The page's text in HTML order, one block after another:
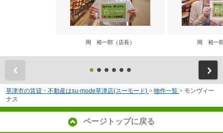
岡 裕一郎（店長） 岡 裕一
草津市の賃貸・不動産はsu-mode草津店(スーモード) > 物件一覧 > モンヴィー
ナス
ページトップに戻る